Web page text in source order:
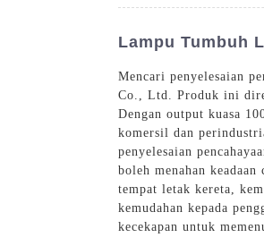
Lampu Tumbuh
Mencari penyelesaian
Co., Ltd. Produk ini
Dengan output kuasa
komersil dan
penyelesaian
boleh menahan
tempat letak kereta,
kemudahan kepada
kecekapan untuk